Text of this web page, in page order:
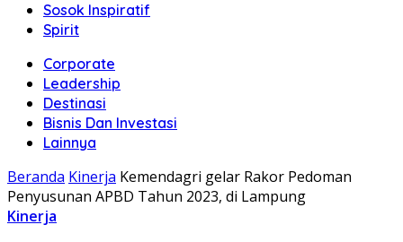
Sosok Inspiratif
Spirit
Corporate
Leadership
Destinasi
Bisnis Dan Investasi
Lainnya
Beranda Kinerja Kemendagri gelar Rakor Pedoman
Penyusunan APBD Tahun 2023, di Lampung
Kinerja